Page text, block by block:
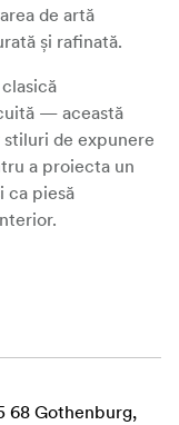
de artă
și rafinată.
— această
de expunere
a proiecta un
ca piesă
un suport
portret sau
68 Gothenburg,